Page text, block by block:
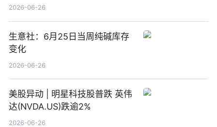
2026-06-26
生意社：6月25日当周纯碱库存
变化
2026-06-26
美股异动 | 明星科技股普跌 英伟
达(NVDA.US)跌逾2%
2026-06-26